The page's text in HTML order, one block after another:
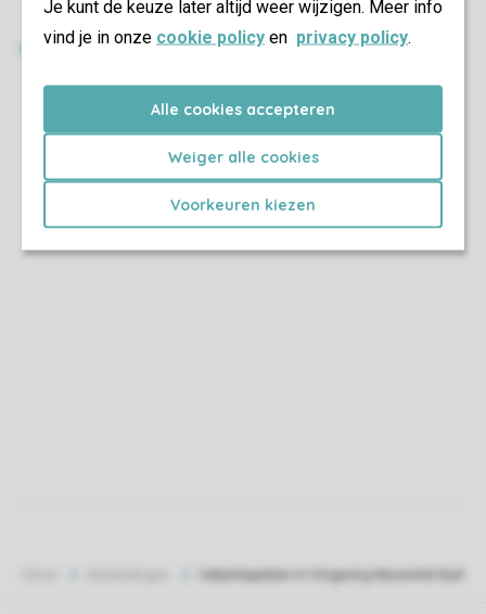
Je kunt de keuze later altijd weer wijzigen. Meer info
vind je in onze cookie policy en privacy policy.
Alle cookies accepteren
Weiger alle cookies
Voorkeuren kiezen
Vakantieparken In Omgeving Nieuwvliet Bad